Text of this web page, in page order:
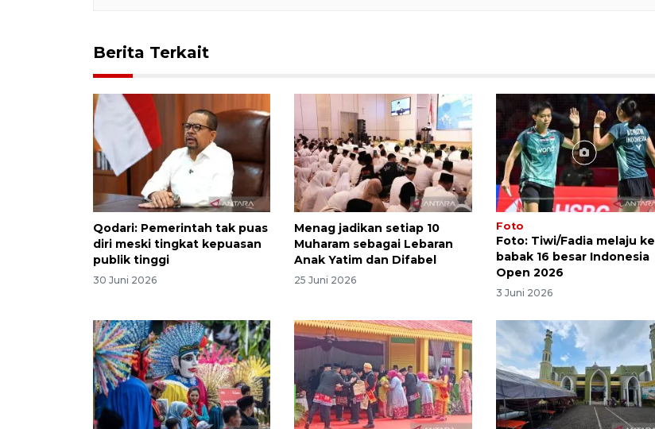
Berita Terkait
Qodari: Pemerintah tak puas
diri meski tingkat kepuasan
publik tinggi
30 Juni 2026
Menag jadikan setiap 10
Muharam sebagai Lebaran
Anak Yatim dan Difabel
25 Juni 2026
Foto
Foto: Tiwi/Fadia melaju ke
babak 16 besar Indonesia
Open 2026
3 Juni 2026